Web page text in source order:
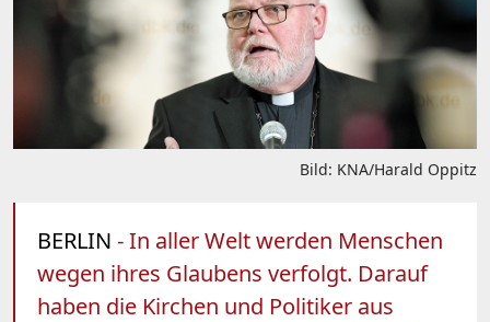
Bild: KNA/Harald Oppitz
BERLIN - In aller Welt werden Menschen
wegen ihres Glaubens verfolgt. Darauf
haben die Kirchen und Politiker aus